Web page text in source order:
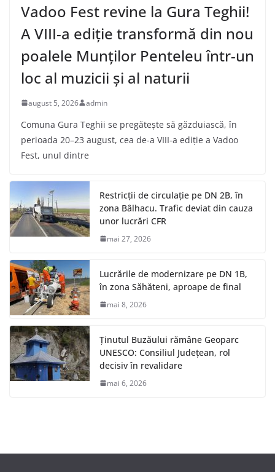
Vadoo Fest revine la Gura Teghii!
A VIII-a ediție transformă din nou
poalele Munților Penteleu într-un
loc al muzicii și al naturii
august 5, 2026 admin
Comuna Gura Teghii se pregătește să găzduiască, în
perioada 20–23 august, cea de-a VIII-a ediție a Vadoo
Fest, unul dintre
Restricții de circulație pe DN 2B, în
zona Bâlhacu. Trafic deviat din cauza
unor lucrări CFR
mai 27, 2026
Lucrările de modernizare pe DN 1B,
în zona Săhăteni, aproape de final
mai 8, 2026
Ținutul Buzăului rămâne Geoparc
UNESCO: Consiliul Județean, rol
decisiv în revalidare
mai 6, 2026